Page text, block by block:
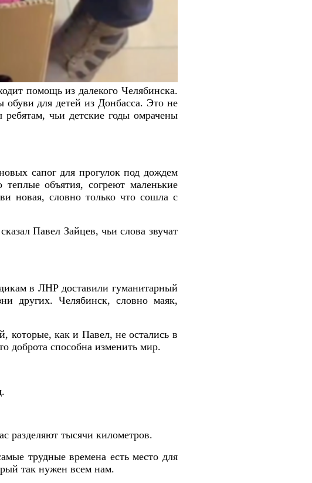
помощь из далекого Челябинска.
для детей из Донбасса. Это не
чьи детские годы омрачены
сапог для прогулок под дождем
объятия, согреют маленькие
новая, словно только что сошла с
Павел Зайцев, чьи слова звучат
в ЛНР доставили гуманитарный
других. Челябинск, словно маяк,
которые, как и Павел, не остались в
доброта способна изменить мир.
разделяют тысячи километров.
трудные времена есть место для
так нужен всем нам.